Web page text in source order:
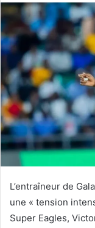
L’entraîneur de
une « tension
Super Eagles,